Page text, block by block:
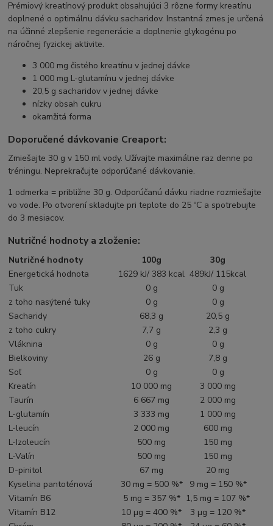
Prémiový kreatínový produkt obsahujúci 3 rôzne formy kreatínu
doplnené o optimálnu dávku sacharidov. Instantná zmes je určená
na účinné zlepšenie regenerácie a doplnenie glykogénu po
náročnej fyzickej aktivite.
3 000 mg čistého kreatínu v jednej dávke
1 000 mg L-glutamínu v jednej dávke
20,5 g sacharidov v jednej dávke
nízky obsah cukru
okamžitá forma
Doporučené dávkovanie Creaport:
Zmiešajte 30 g v 150 ml vody. Užívajte maximálne raz denne po
tréningu. Neprekračujte odporúčané dávkovanie.
1 odmerka = približne 30 g. Odporúčanú dávku riadne rozmiešajte
vo vode. Po otvorení skladujte pri teplote do 25 ºC a spotrebujte
do 3 mesiacov.
Nutričné hodnoty a zloženie:
Nutričné hodnoty 100g
30g
Energetická hodnota
1629 kJ/ 383 kcal 489kJ/ 115kcal
Tuk
0 g
0 g
z toho nasýtené tuky
0 g
0 g
Sacharidy
68,3 g
20,5 g
z toho cukry
7,7 g
2,3 g
Vláknina
0 g
0 g
Bielkoviny
26 g
7,8 g
Soľ
0 g
0 g
Kreatín
10 000 mg
3 000 mg
Taurín
6 667 mg
2 000 mg
L-glutamín
3 333 mg
1 000 mg
L-leucín
2 000 mg
600 mg
L-Izoleucín
500 mg
150 mg
L-Valín
500 mg
150 mg
D-pinitol
67 mg
20 mg
Kyselina pantoténová
30 mg = 500 %*
9 mg = 150 %*
Vitamín B6
5 mg = 357 %* 1,5 mg = 107 %*
Vitamín B12
10 µg = 400 %*
3 µg = 120 %*